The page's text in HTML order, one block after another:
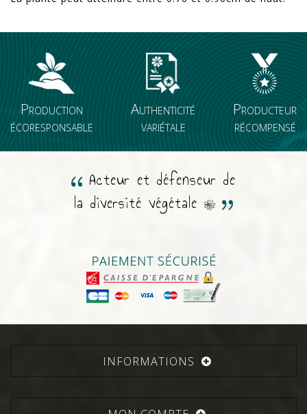
Production
écoresponsable
Authenticité
variétale
Producteur
récompensé
Acteur et défenseur de
la diversité végétale
INFORMATIONS